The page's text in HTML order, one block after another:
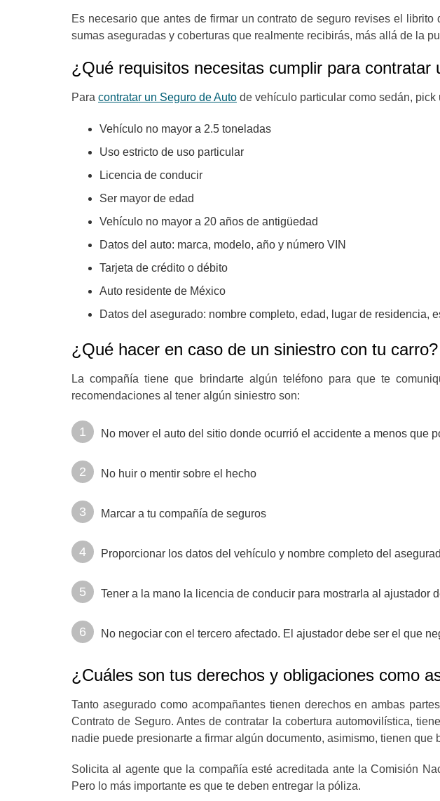
Es necesario que antes de firmar un contrato de seguro revises el
sumas aseguradas y coberturas que realmente recibirás, más allá de la
¿Qué requisitos necesitas cumplir para contratar
Para contratar un Seguro de Auto de vehículo particular como sedán,
Vehículo no mayor a 2.5 toneladas
Uso estricto de uso particular
Licencia de conducir
Ser mayor de edad
Vehículo no mayor a 20 años de antigüedad
Datos del auto: marca, modelo, año y número VIN
Tarjeta de crédito o débito
Auto residente de México
Datos del asegurado: nombre completo, edad, lugar de residencia,
¿Qué hacer en caso de un siniestro con tu carro?
La compañía tiene que brindarte algún teléfono para que te
recomendaciones al tener algún siniestro son:
No mover el auto del sitio donde ocurrió el accidente a menos que
No huir o mentir sobre el hecho
Marcar a tu compañía de seguros
Proporcionar los datos del vehículo y nombre completo del
Tener a la mano la licencia de conducir para mostrarla al ajustador
No negociar con el tercero afectado. El ajustador debe ser el que
¿Cuáles son tus derechos y obligaciones como
Tanto asegurado como acompañantes tienen derechos en ambas
Contrato de Seguro. Antes de contratar la cobertura automovilística,
nadie puede presionarte a firmar algún documento, asimismo, tienen que
Solicita al agente que la compañía esté acreditada ante la Comisión
Pero lo más importante es que te deben entregar la póliza.